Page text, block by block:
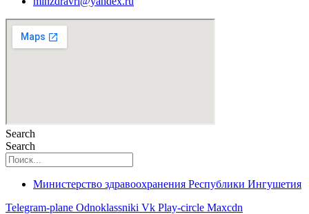
Search
Search
Министерство здравоохранения Республики Ингушетия
Telegram-plane Odnoklassniki Vk Play-circle Maxcdn